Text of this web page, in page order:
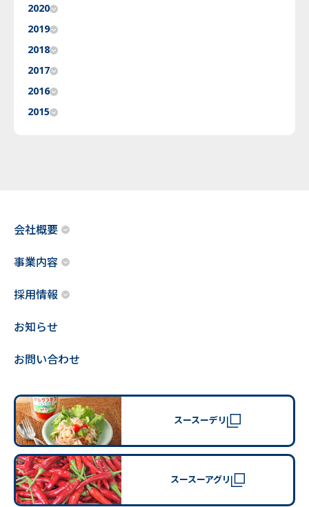
2020
2019
2018
2017
2016
2015
会社概要
事業内容
採用情報
お知らせ
お問い合わせ
スースーデリ
スースーアグリ